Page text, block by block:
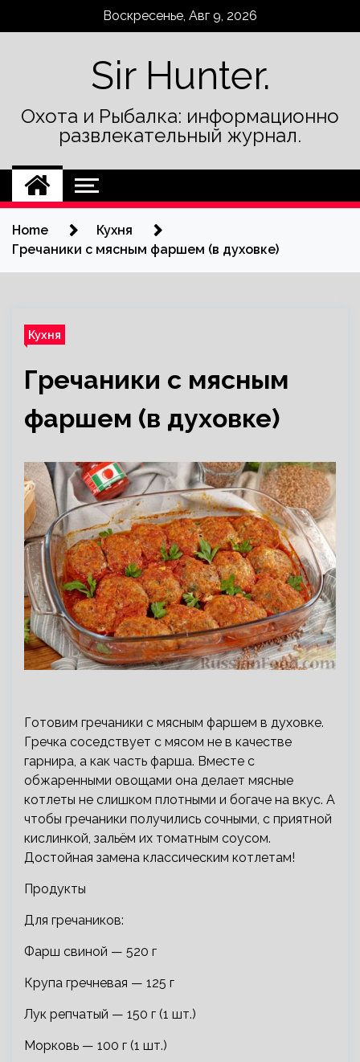
Воскресенье, Авг 9, 2026
Sir Hunter.
Охота и Рыбалка: информационно
развлекательный журнал.
Home
Кухня
Гречаники с мясным фаршем (в духовке)
Кухня
Гречаники с мясным
фаршем (в духовке)
Готовим гречаники с мясным фаршем в духовке.
Гречка соседствует с мясом не в качестве
гарнира, а как часть фарша. Вместе с
обжаренными овощами она делает мясные
котлеты не слишком плотными и богаче на вкус. А
чтобы гречаники получились сочными, с приятной
кислинкой, зальём их томатным соусом.
Достойная замена классическим котлетам!
Продукты
Для гречаников:
Фарш свиной — 520 г
Крупа гречневая — 125 г
Лук репчатый — 150 г (1 шт.)
Морковь — 100 г (1 шт.)